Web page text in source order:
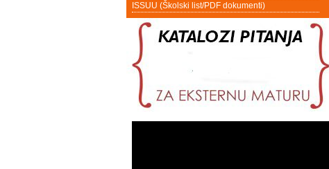
ISSUU (Školski list/PDF dokumenti)